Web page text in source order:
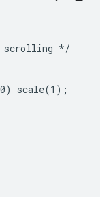
scrolling */
scale(1);